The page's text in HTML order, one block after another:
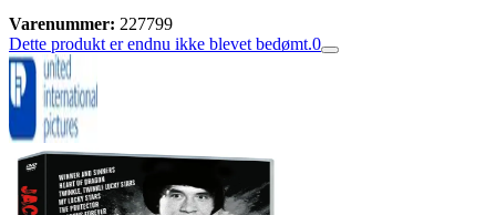
Varenummer: 227799
Dette produkt er endnu ikke blevet bedømt.0